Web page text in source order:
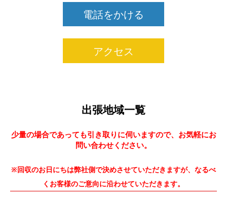
電話をかける
アクセス
出張地域一覧
少量の場合であっても引き取りに伺いますので、お気軽にお
問い合わせください。
※回収のお日にちは弊社側で決めさせていただきますが、なるべ
くお客様のご意向に沿わせていただきます。